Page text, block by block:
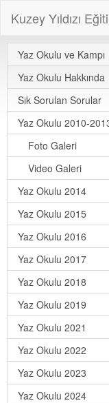
Kuzey Yıldızı
Yaz Okulu ve Kampı
Yaz Okulu Hakkında
Sık Sorulan Sorular
Yaz Okulu 2010-
Foto Galeri
Video Galeri
Yaz Okulu 2014
Yaz Okulu 2015
Yaz Okulu 2016
Yaz Okulu 2017
Yaz Okulu 2018
Yaz Okulu 2019
Yaz Okulu 2021
Yaz Okulu 2022
Yaz Okulu 2023
Yaz Okulu 2024